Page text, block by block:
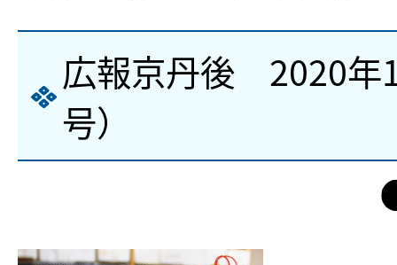
広報京丹後 2020年
号）